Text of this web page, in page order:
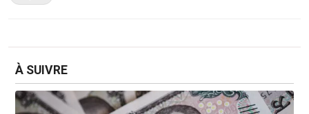
Japonais, ces récits deviennent plus crédibles
que les messages émanant des institutions
traditionnelles, y compris les médias, constate
Daisuke Furuta, rédacteur en chef deJapan
À SUIVRE